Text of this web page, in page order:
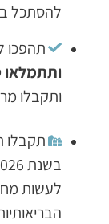
במראה
למעוררי
סיפוק
מרץ לקפוץ
תכנית
בשנת 2026
מחר בבוקר